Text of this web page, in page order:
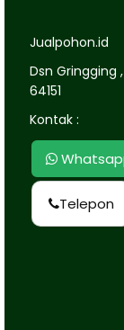
Jualpohon.id
Dsn Gringging
64151
Kontak :
Telepon